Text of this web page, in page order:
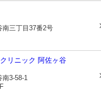
南三丁目37番2号
リニック 阿佐ヶ谷
南3-58-1